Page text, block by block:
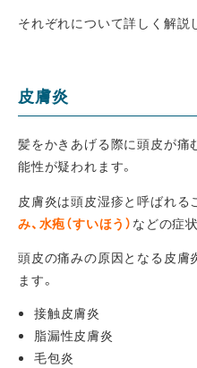
それぞれについて詳しく解説
皮膚炎
髪をかきあげる際に頭皮が痛
能性が疑われます。
皮膚炎は頭皮湿疹と呼ばれる
み、水疱（すいほう） などの症
頭皮の痛みの原因となる皮膚
ます。
接触皮膚炎
脂漏性皮膚炎
毛包炎